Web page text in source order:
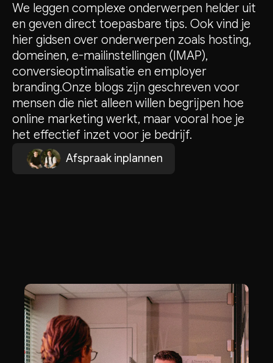
We leggen complexe onderwerpen helder uit
en geven direct toepasbare tips. Ook vind je
hier gidsen over onderwerpen zoals hosting,
domeinen, e-mailinstellingen (IMAP),
conversieoptimalisatie en employer
branding.Onze blogs zijn geschreven voor
mensen die niet alleen willen begrijpen hoe
online marketing werkt, maar vooral hoe je
het effectief inzet voor je bedrijf.
Afspraak inp annen